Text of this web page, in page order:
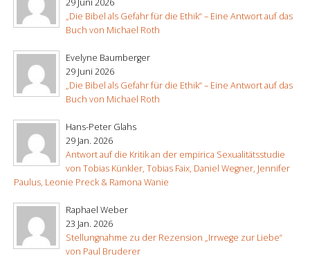
„Die Bibel als Gefahr für die Ethik“ – Eine Antwort auf das
Buch von Michael Roth
Evelyne Baumberger
29 Juni 2026
„Die Bibel als Gefahr für die Ethik“ – Eine Antwort auf das
Buch von Michael Roth
Hans-Peter Glahs
29 Jan. 2026
Antwort auf die Kritik an der empirica Sexualitätsstudie
von Tobias Künkler, Tobias Faix, Daniel Wegner, Jennifer
Paulus, Leonie Preck & Ramona Wanie
Raphael Weber
23 Jan. 2026
Stellungnahme zu der Rezension „Irrwege zur Liebe“
von Paul Bruderer